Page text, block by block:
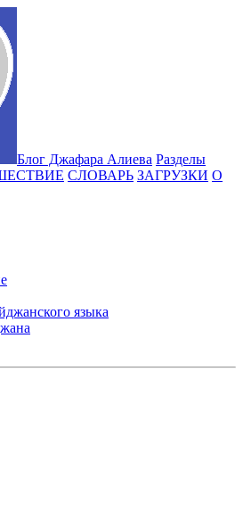
Блог Джафара Алиева Разделы
СЛОВАРЬ ЗАГРУЗКИ О
языка